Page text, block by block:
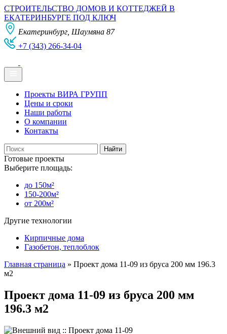
СТРОИТЕЛЬСТВО ДОМОВ И КОТТЕДЖЕЙ В
ЕКАТЕРИНБУРГЕ ПОД КЛЮЧ
Екатеринбург, Шаумяна 87
+7 (343) 266-34-04
Проекты ВИРА ГРУПП
Цены и сроки
Наши работы
О компании
Контакты
Готовые проекты
Выберите площадь:
до 150м²
150-200м²
от 200м²
Другие технологии
Кирпичные дома
Газобетон, теплоблок
Главная страница » Проект дома 11-09 из бруса 200 мм 196.3
м2
Проект дома 11-09 из бруса 200 мм
196.3 м2